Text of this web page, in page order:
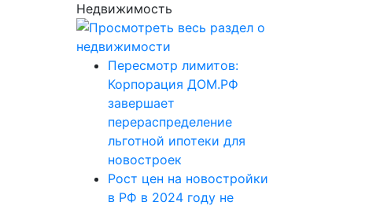
Недвижимость
Пересмотр лимитов:
Корпорация ДОМ.РФ
завершает
перераспределение
льготной ипотеки для
новостроек
Рост цен на новостройки
в РФ в 2024 году не